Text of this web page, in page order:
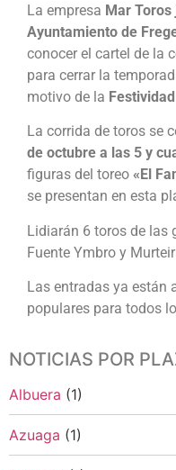
La empresa Mar
Ayuntamiento de
conocer el cartel de la
para cerrar la
motivo de la
La corrida de toros se
de octubre a las 5 y
figuras del toreo «El
se presentan en esta
Lidiarán 6 toros de las
Fuente Ymbro y
Las entradas ya están
populares para todos
NOTICIAS POR
Albuera (1)
Azuaga (1)